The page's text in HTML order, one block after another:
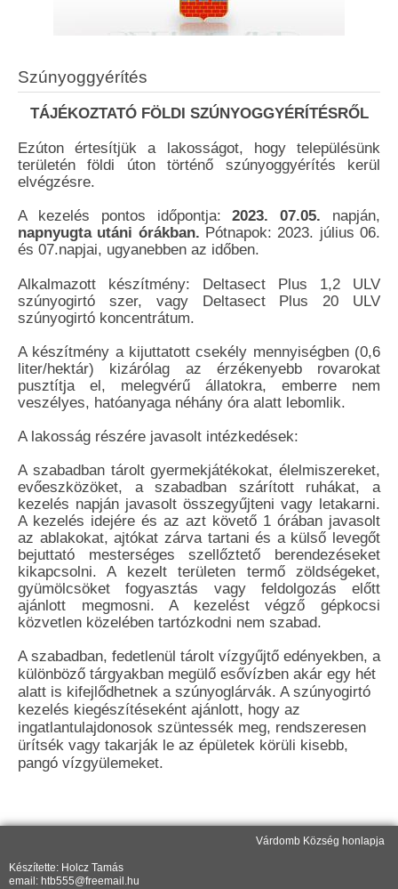
Szúnyoggyérítés
TÁJÉKOZTATÓ FÖLDI SZÚNYOGGYÉRÍTÉSRŐL
Ezúton értesítjük a lakosságot, hogy településünk
területén földi úton történő szúnyoggyérítés kerül
elvégzésre.
A kezelés pontos időpontja:2023. 07.05. napján,
napnyugta utáni órákban. Pótnapok: 2023. július 06.
és 07.napjai, ugyanebben az időben.
Alkalmazott készítmény: Deltasect Plus 1,2 ULV
szúnyogirtó szer, vagy Deltasect Plus 20 ULV
szúnyogirtó koncentrátum.
A készítmény a kijuttatott csekély mennyiségben (0,6
liter/hektár) kizárólag az érzékenyebb rovarokat
pusztítja el, melegvérű állatokra, emberre nem
veszélyes, hatóanyaga néhány óra alatt lebomlik.
A lakosság részére javasolt intézkedések:
A szabadban tárolt gyermekjátékokat, élelmiszereket,
evőeszközöket, a szabadban szárított ruhákat, a
kezelés napján javasolt összegyűjteni vagy letakarni.
A kezelés idejére és az azt követő 1 órában javasolt
az ablakokat, ajtókat zárva tartani és a külső levegőt
bejuttató mesterséges szellőztető berendezéseket
kikapcsolni. A kezelt területen termő zöldségeket,
gyümölcsöket fogyasztás vagy feldolgozás előtt
ajánlott megmosni. A kezelést végző gépkocsi
közvetlen közelében tartózkodni nem szabad.
A szabadban, fedetlenül tárolt vízgyűjtő edényekben, a
különböző tárgyakban megülő esővízben akár egy hét
alatt is kifejlődhetnek a szúnyoglárvák. A szúnyogirtó
kezelés kiegészítéseként ajánlott, hogy az
ingatlantulajdonosok szüntessék meg, rendszeresen
ürítsék vagy takarják le az épületek körüli kisebb,
pangó vízgyülemeket.
Várdomb Község honlapja
Készítette: Holcz Tamás
email: htb555@freemail.hu